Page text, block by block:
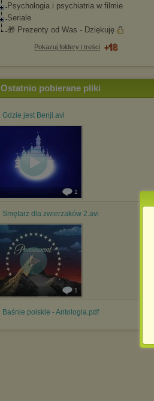
Psychologia i psychiatria w filmie
Seriale
🎁 Prezenty od Was - Dziękuję
Pokazuj foldery i treści
Ostatnio pobierane pliki
Gdzie jest Benji.avi
1
Smętarz dla zwierzaków 2.avi
1
Baśnie polskie - Antologia.pdf